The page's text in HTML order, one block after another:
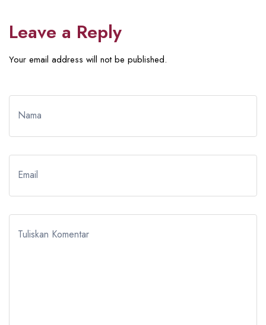
Leave a Reply
Your email address will not be published.
Nama
Email
Tuliskan Komentar